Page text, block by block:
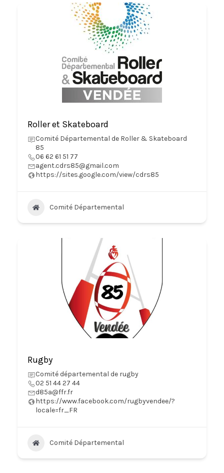
Roller et Skateboard
Comité Départemental de Roller & Skateboard
85
06 62 61 51 77
agent.cdrs85@gmail.com
https://sites.google.com/view/cdrs85
Comité Départemental
Rugby
Comité départemental de rugby
02 51 44 27 44
d85a@ffr.fr
https://www.facebook.com/rugbyvendee/?
locale=fr_FR
Comité Départemental